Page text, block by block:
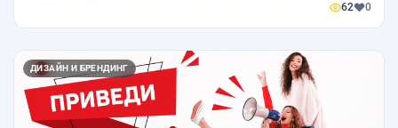
62 0
ДИЗАЙН И БРЕНДИНГ